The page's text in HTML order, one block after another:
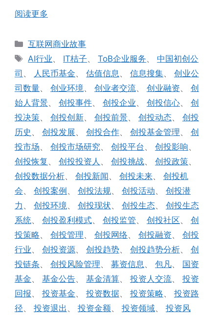
阅读更多
分
类
互联网商业故事
标
AI行业、 IT桔子、ToB企业服务、 中国初创公
司 、 人民币基金、 估值信息 、 信息搜集、 创业公
司数量、 创业环境、 创业者交流、 创业融资、 创
始人背景、 创投事件、 创投企业、 创投信心、 创
投决策、 创投创新、 创投前景、 创投动态、 创投
历史 、 创投发展、 创投合作、 创投基金管理、 创
投市场、 创投市场研究、 创投平台 、 创投影响、
创投恢复 、 创投投资人 、 创投挑战、 创投政策、
创投数据分析、 创投新闻、 创投未来、 创投机
会、 创投案例、 创投法规、 创投活动、 创投潜
力 、 创投环境、 创投现状、 创投生态、 创投生态
系统、 创投盈利模式、 创投监管、 创投社区、 创
投策略、 创投管理、 创投网络、 创投融资、 创投
行业、 创投资源、 创投趋势、 创投趋势分析、 创
投链条、 创投风险管理、 募资信息 、 包凡、 国资
基金、 基金公告、 基金清算、 投资人交流、 投资
回报、 投资基金、 投资数据、 投资策略、 投资路
径、 投资退出 、 投资金额、 投资领域、 投资风